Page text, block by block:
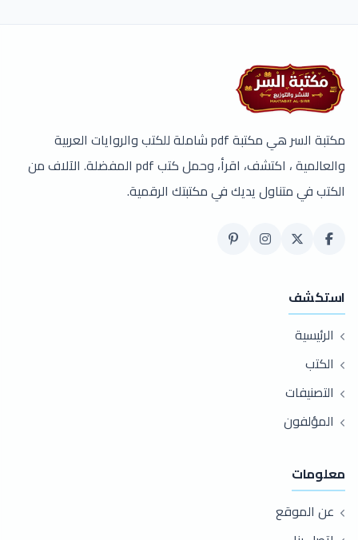
مكتبة السر هي مكتبة pdf شاملة للكتب والروايات العربية
والعالمية ، اكتشف، اقرأ، وحمل كتب pdf المفضلة. الآلاف من
الكتب في متناول يديك في مكتبتك الرقمية.
استكشف
الرئيسية
الكتب
التصنيفات
المؤلفون
معلومات
عن الموقع